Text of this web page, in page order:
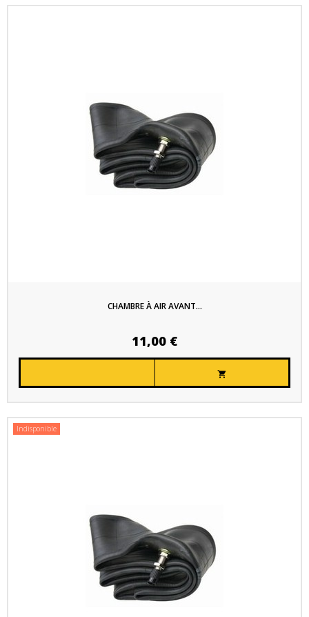
CHAMBRE À AIR AVANT...
11,00 €

Indisponible